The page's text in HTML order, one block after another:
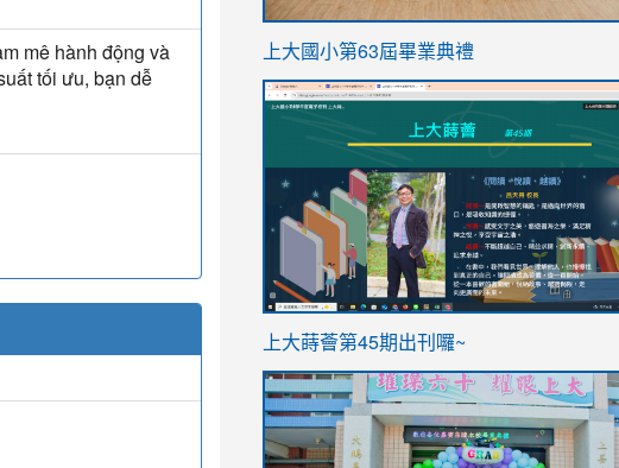
mê hành động và
tối ưu, bạn dễ
link
https://sites.google.com/stes.tyc.edu.tw/
上大國小第63屆畢業典禮
link
ink
https://sites.google.com/stes.tyc.edu.tw/
link
https://sites.google.com/stes.tyc.edu.tw/
上大蒔薈第45期出刊囉~